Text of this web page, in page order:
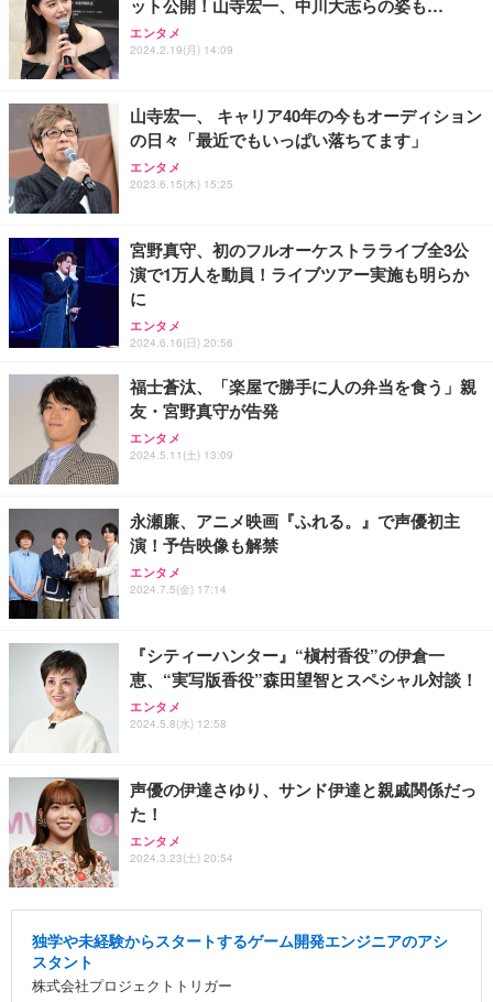
Sezlife オフィスチェア デスクチェア 疲れない テレ
ワーク チェア 強化バックレスト 30度ロッキング機
能 人間工学 椅子 腰サポート 90度跳ね上げ式アーム
務用 おしゃれ パソコンチェア (ホワイト)
ANDWINT オフィスチェア デスクチェア 肘なし メ
ッシュ 通気性 ランバーサポート付き 腰サポート ガ
ス圧無段階昇降 360度回転 キャスター付き コンパク
【整備済み品】Dell E2724HS 27インチ 液晶モニタ
ー フルHD（1920×1080）VA 非光沢 HDMI/DisplayP
ort/VGA スピーカー内蔵 高さ調整 スイベル VESA対
【MiniLED/24.5inch/280Hz/FHD】GRAPHT THE S
HOOTER Gaming Monitor 24” Essential ゲーミン
グモニター QD 24.5インチ 1ms FHD 量子ドット 残
Smart Basic(スマートベーシック) 【Amazon.co.jp
限定】 Smart Basic アイリスオーヤマ ペットシーツ
超厚型 お徳用 ワイド 100枚入 (x 1) (ケース販売)
アイリスオーヤマ ペットシーツ 超厚型 お徳用 レギ
ュラー 200枚入【Amazon.co.jp限定】
ット公開！山寺宏一、中川大志らの姿も…
エンタメ
2024.2.19(月) 14:09
山寺宏一、 キャリア40年の今もオーディション
の日々「最近でもいっぱい落ちてます」
エンタメ
2023.6.15(木) 15:25
宮野真守、初のフルオーケストラライブ全3公
演で1万人を動員！ライブツアー実施も明らか
に
エンタメ
2024.6.16(日) 20:56
福士蒼汰、「楽屋で勝手に人の弁当を食う」親
友・宮野真守が告発
エンタメ
2024.5.11(土) 13:09
永瀬廉、アニメ映画『ふれる。』で声優初主
演！予告映像も解禁
エンタメ
2024.7.5(金) 17:14
『シティーハンター』“槇村香役”の伊倉一
恵、“実写版香役”森田望智とスペシャル対談！
エンタメ
2024.5.8(水) 12:58
声優の伊達さゆり、サンド伊達と親戚関係だっ
た！
エンタメ
2024.3.23(土) 20:54
独学や未経験からスタートするゲーム開発エンジニアのアシ
スタント
株式会社プロジェクトトリガー